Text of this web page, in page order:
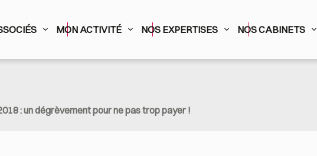
MON ACTIVITÉ NOS EXPERTISES NOS CABINETS
: un dégrèvement pour ne pas trop payer !